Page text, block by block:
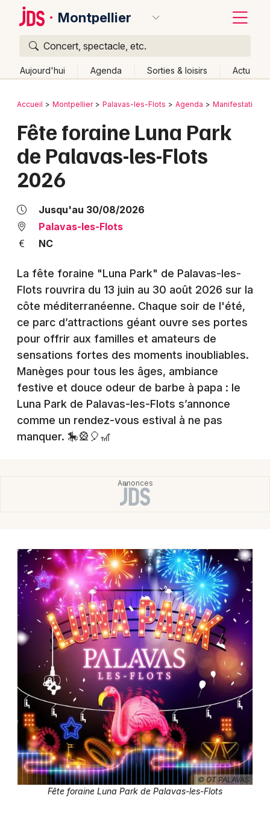
Montpellier
Concert, spectacle, etc.
Aujourd'hui Agenda Sorties & loisirs Actu
Publier un événement
Grands événements
Activité & Expérience
Manifestations
Foires & salons
Spectacles
Concerts
Sports
Soirées
Sorties famille
Expos
Fête foraine dans l' Hérault
Fête foraine en Occitanie
Newsletter des sorties
Artistes en tournée
Actus à Montpellier
Magazine à Montpellier
Bordeaux
Colmar
Lille
Marseille
Mulhouse
Montpellier
Nantes
Nice
Paris
Strasbourg
Toulouse
Toutes les villes
Retour
Accueil Montpellier Palavas-les-Flots Agenda Manifestations
Fête foraine Luna Park
de Palavas-les-Flots
2026
Jusqu'au 30/08/2026
Palavas-les-Flots
NC
La fête foraine "Luna Park" de Palavas-les-
Flots rouvrira du 13 juin au 30 août 2026 sur la
côte méditerranéenne. Chaque soir de l'été,
ce parc d’attractions géant ouvre ses portes
pour offrir aux familles et amateurs de
sensations fortes des moments inoubliables.
Manèges pour tous les âges, ambiance
festive et douce odeur de barbe à papa : le
Luna Park de Palavas-les-Flots s’annonce
comme un rendez-vous estival à ne pas
manquer. 🎠🎡🎈🎢
© OT PALAVAS
Fête foraine Luna Park de Palavas-les-Flots
Quoi ?
Où ?
Languedoc-Roussillon
Partout
Près de moi
Changer de lieu
Quand ?